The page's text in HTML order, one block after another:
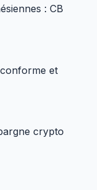
: CB
et
crypto